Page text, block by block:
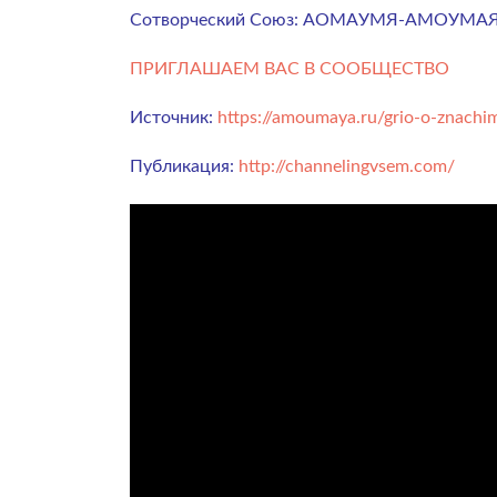
Сотворческий Союз: АОМАУМЯ-
ПРИГЛАШАЕМ ВАС В СООБЩЕСТВО
Источник: https://amoumaya.ru/grio-o-
Публикация: http://channelingvsem.com/